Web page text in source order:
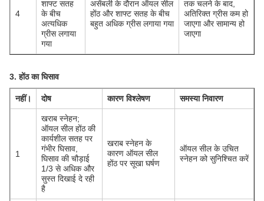
4
शाफ्ट सतह
के बीच
अत्यधिक
ग्रीस लगाया
गया
असेंबली के दौरान ऑयल सील
होंठ और शाफ्ट सतह के बीच
बहुत अधिक ग्रीस लगाया गया
तक चलने के बाद,
अतिरिक्त ग्रीस कम हो
जाएगा और सामान्य हो
जाएगा
3. होंठ का घिसाव
नहीं। दोष कारण विश्लेषण समस्या निवारण
1
खराब स्नेहन;
ऑयल सील होंठ की
कार्यशील सतह पर
गंभीर घिसाव,
घिसाव की चौड़ाई
1/3 से अधिक और
सुस्त दिखाई दे रही
है
खराब स्नेहन के
कारण ऑयल सील
होंठ पर सूखा घर्षण
ऑयल सील के उचित
स्नेहन को सुनिश्चित करें